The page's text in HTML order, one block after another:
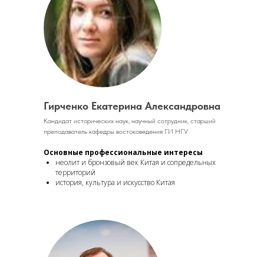
Гирченко Екатерина Александровна
Кандидат исторических наук, научный сотрудник, старший
преподаватель кафедры востоковедения ГИ НГУ
Основные профессиональные интересы
неолит и бронзовый век Китая и сопредельных
территорий
история, культура и искусство Китая